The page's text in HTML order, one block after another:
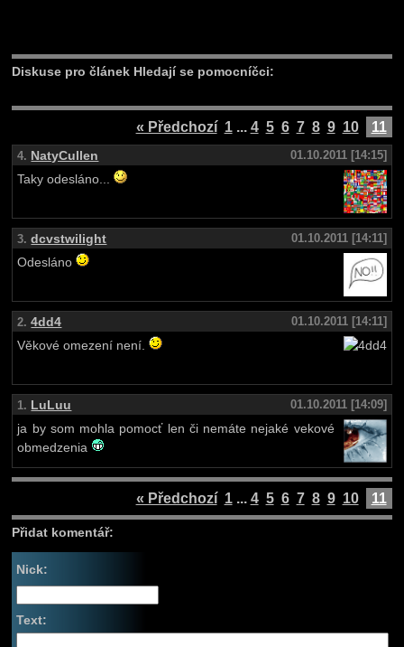
Diskuse pro článek Hledají se pomocníčci:
« Předchozí 1... 4 5 6 7 8 9 10 11
4. NatyCullen
01.10.2011 [14:15]
Taky odesláno...
3. dcvstwilight
01.10.2011 [14:11]
Odesláno
2. 4dd4
01.10.2011 [14:11]
Věkové omezení není.
1. LuLuu
01.10.2011 [14:09]
ja by som mohla pomocť len či nemáte nejaké vekové
obmedzenia
« Předchozí 1... 4 5 6 7 8 9 10 11
Přidat komentář:
Nick:
Text: